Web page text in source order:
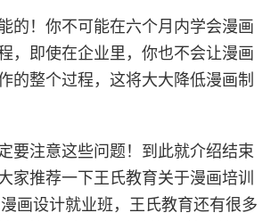
的！你不可能在六个月内学会漫画
，即使在企业里，你也不会让漫画
的整个过程，这将大大降低漫画制
要注意这些问题！到此就介绍结束
家推荐一下王氏教育关于漫画培训
画设计就业班，王氏教育还有很多